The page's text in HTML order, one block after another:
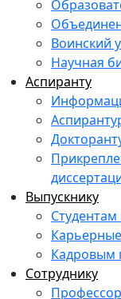
Воинский
Научная
Аспиранту
Выпускнику
Кадровым
Сотруднику